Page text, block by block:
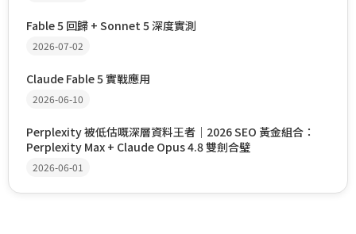
Fable 5 回歸 + Sonnet 5 深度實測
2026-07-02
Claude Fable 5 實戰應用
2026-06-10
Perplexity 被低估嘅深層資料王者｜2026 SEO 黃金組合：
Perplexity Max + Claude Opus 4.8 雙劍合璧
2026-06-01